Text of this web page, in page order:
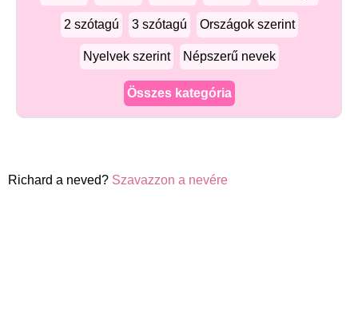
2 szótagú 3 szótagú Országok szerint
Nyelvek szerint Népszerű nevek
Összes kategória
Richard a neved? Szavazzon a nevére